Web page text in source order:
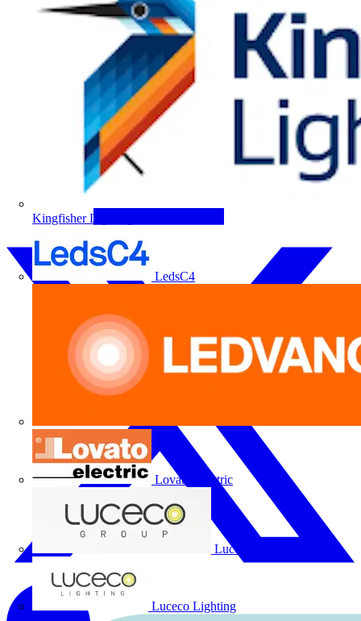
Kingfisher Lighting
LedsC4
Lovato Electric
Luceco Group
Luceco Lighting